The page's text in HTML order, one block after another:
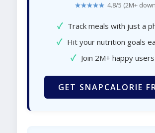
★★★★★ 4.8/5 (2M+
✓ Track meals with just a
✓ Hit your nutrition goals
✓ Join 2M+ happy users
GET SNAPCALORIE